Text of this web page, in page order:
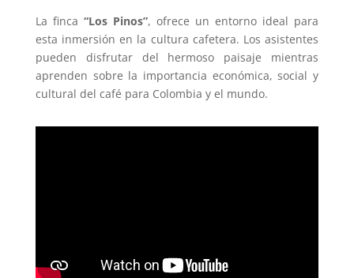
La finca “Los Pinos”, ofrece un entorno ideal para
esta inmersión en la cultura cafetera. Los asistentes
pueden disfrutar del hermoso paisaje mientras
aprenden sobre la importancia económica, social y
cultural del café para Colombia y el mundo.